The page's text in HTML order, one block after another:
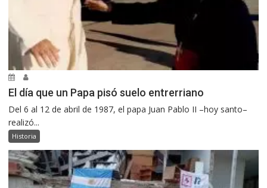
El día que un Papa pisó suelo entrerriano
Del 6 al 12 de abril de 1987, el papa Juan Pablo II –hoy santo–
realizó...
Historia